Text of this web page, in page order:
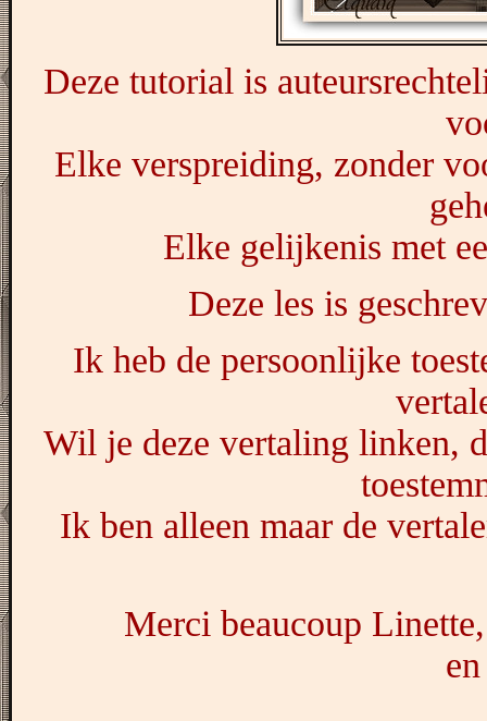
Deze tutorial is
Elke verspreiding, zonder
Elke gelijkenis met
Deze les is
Ik heb de persoonlijke
Wil je deze vertaling linken,
Ik ben alleen maar de
Merci beaucoup